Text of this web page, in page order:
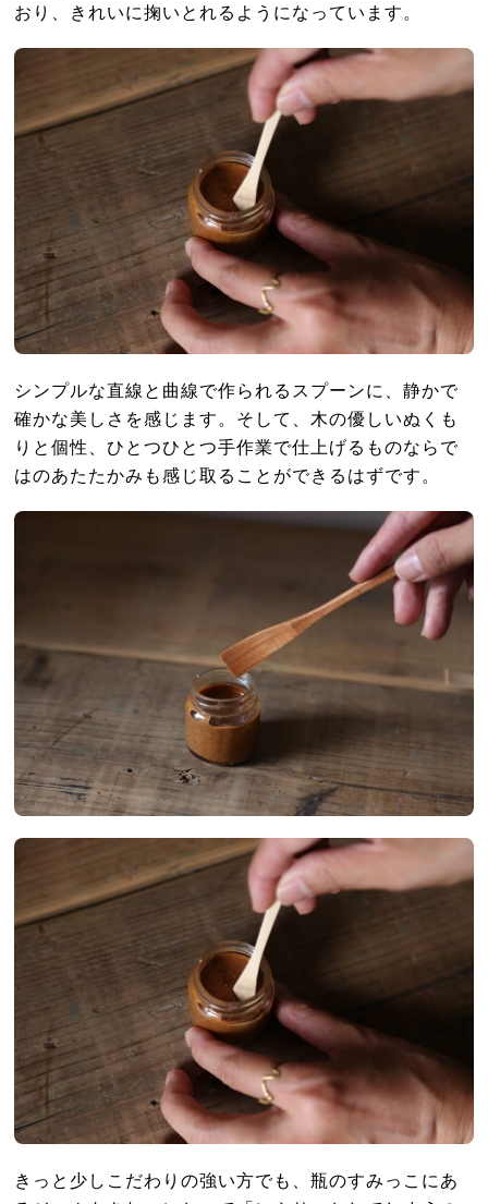
おり、きれいに掬いとれるようになっています。
シンプルな直線と曲線で作られるスプーンに、静かで
確かな美しさを感じます。そして、木の優しいぬくも
りと個性、ひとつひとつ手作業で仕上げるものならで
はのあたたかみも感じ取ることができるはずです。
きっと少しこだわりの強い方でも、瓶のすみっこにあ